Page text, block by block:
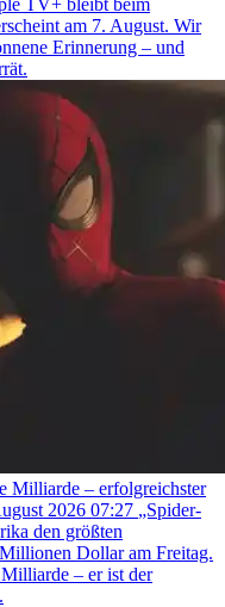
am 7. August. Wir
Erinnerung – und
Milliarde – erfolgreichster
2026 07:27 „Spider-
den größten
Dollar am Freitag.
– er ist der